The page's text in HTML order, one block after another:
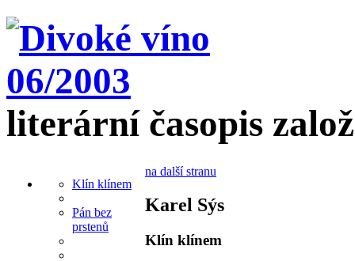
literární časopis
Klín klínem
Pán bez
prstenů
na další stranu
Karel Sýs
Klín klínem